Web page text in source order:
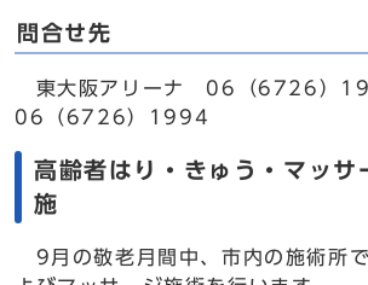
問合せ先
東大阪アリーナ 06（6726）
06（6726）1994
高齢者はり・きゅう・マッサ
施
9月の敬老月間中、市内の施術所